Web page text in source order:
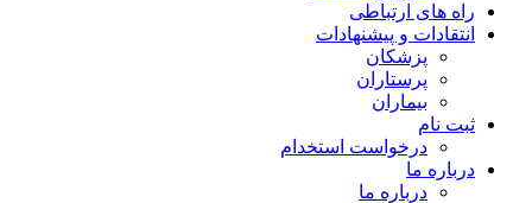
راه های ارتباطی
انتقادات و پيشنهادات
پزشكان
پرستاران
بيماران
ثبت نام
درخواست استخدام
درباره ما
درباره ما